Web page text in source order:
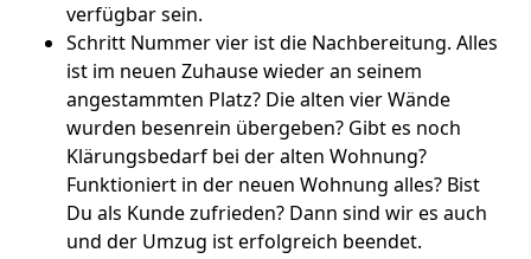
verfügbar sein.
Schritt Nummer vier ist die Nachbereitung. Alles
ist im neuen Zuhause wieder an seinem
angestammten Platz? Die alten vier Wände
wurden besenrein übergeben? Gibt es noch
Klärungsbedarf bei der alten Wohnung?
Funktioniert in der neuen Wohnung alles? Bist
Du als Kunde zufrieden? Dann sind wir es auch
und der Umzug ist erfolgreich beendet.